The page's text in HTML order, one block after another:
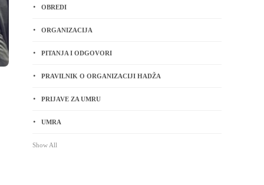
OBREDI
ORGANIZACIJA
PITANJA I ODGOVORI
PRAVILNIK O ORGANIZACIJI HADŽA
PRIJAVE ZA UMRU
UMRA
Show All